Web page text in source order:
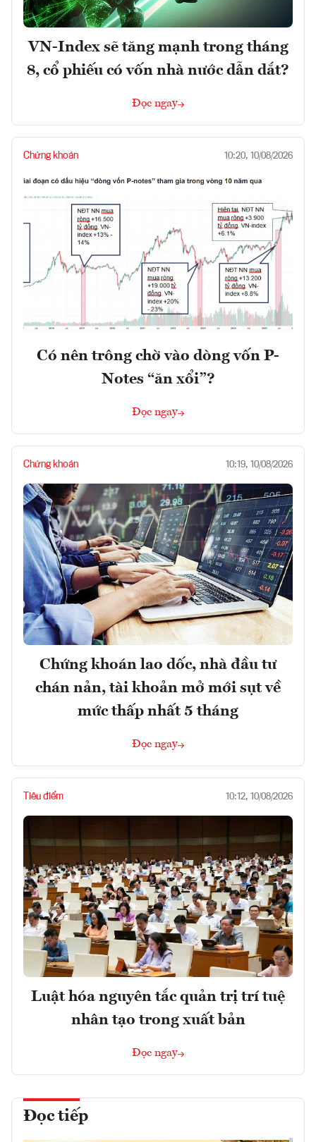
VN-Index sẽ tăng mạnh trong tháng
8, cổ phiếu có vốn nhà nước dẫn dắt?
Đọc ngay
Chứng khoán 10:20, 10/08/2026
Có nên trông chờ vào dòng vốn P-
Notes “ăn xổi”?
Đọc ngay
Chứng khoán 10:19, 10/08/2026
Chứng khoán lao dốc, nhà đầu tư
chán nản, tài khoản mở mới sụt về
mức thấp nhất 5 tháng
Đọc ngay
Tiêu điểm 10:12, 10/08/2026
Luật hóa nguyên tắc quản trị trí tuệ
nhân tạo trong xuất bản
Đọc ngay
Đọc tiếp